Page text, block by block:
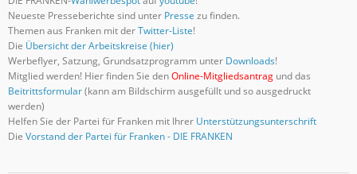
Neueste Presseberichte sind unter Presse zu finden.
Themen aus Franken mit derTwitter-Liste!
Die Übersicht der Arbeitskreise (hier)
Werbeflyer, Satzung, Grundsatzprogramm unter Downloads!
Mitglied werden! Hier finden Sie denOnline-Mitgliedsantragund das
Beitrittsformular(kann am Bildschirm ausgefüllt und so ausgedruckt
werden)
Helfen Sie der Partei für Franken mit Ihrer Unterstützungsunterschrift
Die Vorstand der Partei für Franken - DIE FRANKEN